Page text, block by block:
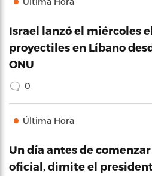
Israel lanzó el miércoles
proyectiles en Líbano
ONU
0
Última Hora
Un día antes de
oficial, dimite el